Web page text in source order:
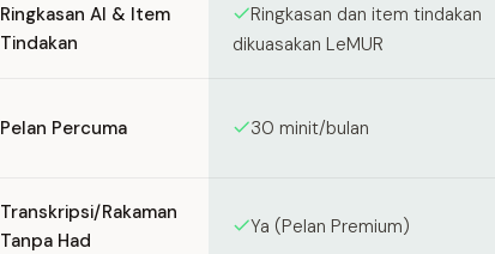
Ringkasan AI & Item
Tindakan
Ringkasan dan item tindakan
dikuasakan LeMUR
Pelan Percuma 30 minit/bulan
Transkripsi/Rakaman
Tanpa Had
Ya (Pelan Premium)